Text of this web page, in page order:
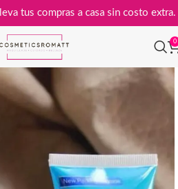
Lleva tus compras a casa sin costo
0